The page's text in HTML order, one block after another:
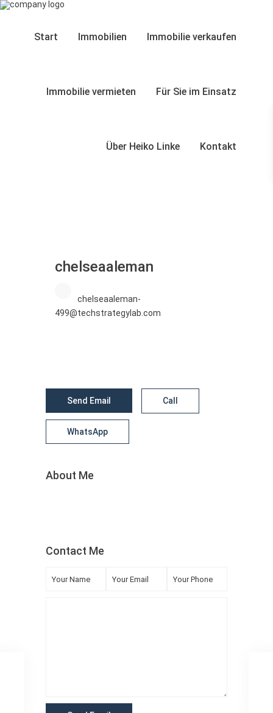
Start Immobilien Immobilie verkaufen
Immobilie vermieten Für Sie im Einsatz
Über Heiko Linke Kontakt
chelseaaleman
chelseaaleman-
499@techstrategylab.com
Send Email Call
WhatsApp
About Me
Contact Me